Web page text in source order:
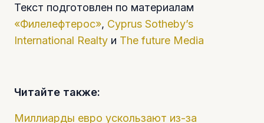
Текст подготовлен по материалам
«Филелефтерос», Cyprus Sotheby’s
International Realty и The future Media
Читайте также:
Миллиарды евро ускользают из-за